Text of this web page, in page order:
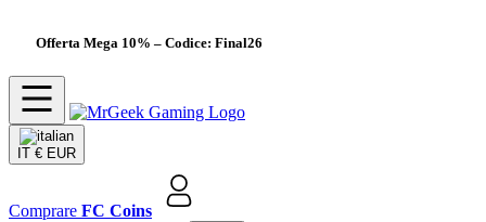
Offerta Mega 10% – Codice: Final26
IT € EUR
Comprare FC Coins